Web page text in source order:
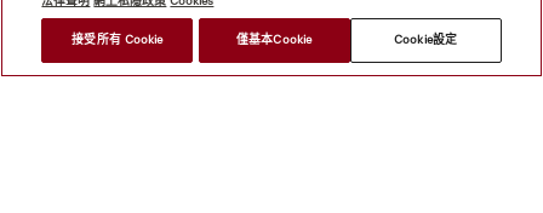
接受所有 Cookie 僅基本Cookie Cookie設定